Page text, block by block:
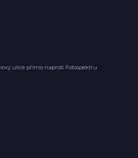
ulice přímo naproti Fotospektru